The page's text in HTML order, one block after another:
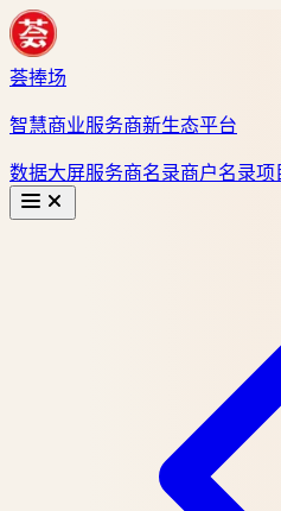
荟捧场
智慧商业服务商新生态平台
数据大屏服务商名录商户名录项